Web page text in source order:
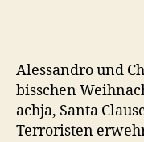
Alessandro und
bisschen
achja, Santa
Terroristen